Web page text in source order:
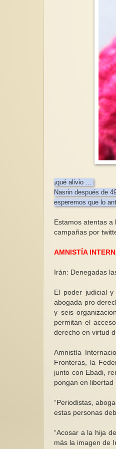
¡qué alivio ...
Nasrin después de
esperemos que lo
Estamos atentas
campañas por
AMNISTÍA
Irán: Denegadas
El poder judicial
abogada pro
y seis
permitan el
derecho en virtud
Amnistía
Fronteras, la
junto con Ebadi,
pongan en libertad
“Periodistas,
estas personas
“Acosar a la hija
más la imagen de
personas
y valioso
Entre 2009 y 2023,
de las denuncias
violencia de género
La violencia contra
una realidad
manifiesta en